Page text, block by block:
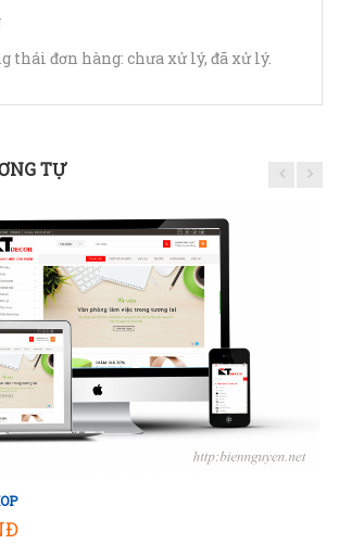
thái đơn hàng: chưa xử lý, đã xử lý.
TỰ